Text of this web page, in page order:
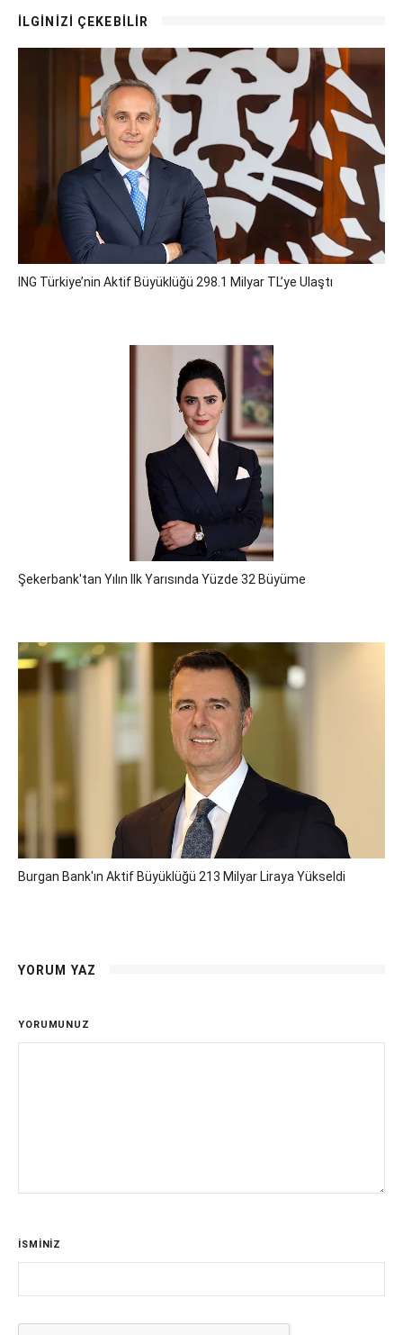
İLGİNİZİ ÇEKEBİLİR
ING Türkiye’nin Aktif Büyüklüğü 298.1 Milyar TL’ye Ulaştı
Şekerbank'tan Yılın Ilk Yarısında Yüzde 32 Büyüme
Burgan Bank'ın Aktif Büyüklüğü 213 Milyar Liraya Yükseldi
YORUM YAZ
YORUMUNUZ
İSMİNİZ